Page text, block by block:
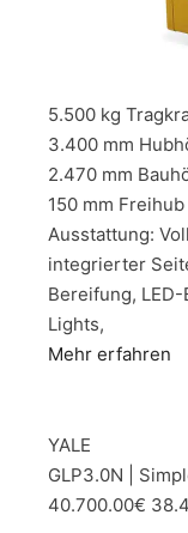
5.500 kg
3.400 mm
2.470 mm
150 mm Freihub
Ausstattung:
integrierter
Bereifung,
Lights,
Mehr erfahren
YALE
GLP3.0N |
40.700.00€